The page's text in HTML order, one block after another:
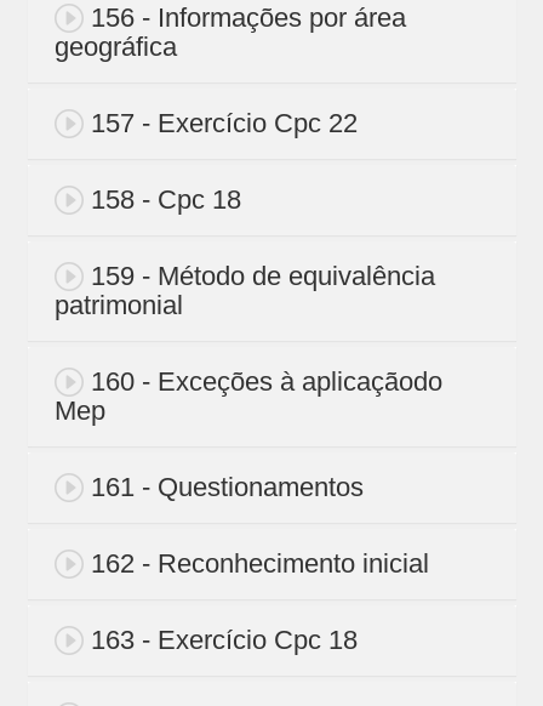
156 - Informações por área
geográfica
157 - Exercício Cpc 22
158 - Cpc 18
159 - Método de equivalência
patrimonial
160 - Exceções à aplicaçãodo
Mep
161 - Questionamentos
162 - Reconhecimento inicial
163 - Exercício Cpc 18